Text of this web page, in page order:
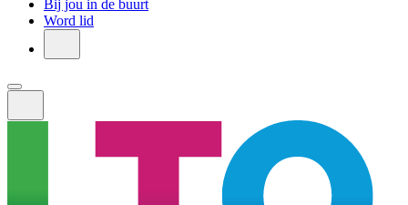
Bij jou in de buurt
Word lid